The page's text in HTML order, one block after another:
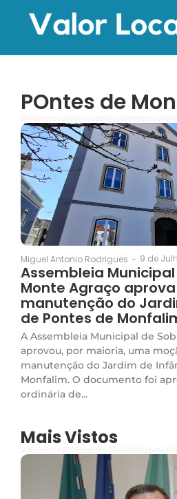
POntes de
Miguel Antonio Rodrigues - 9 de
Assembleia
Monte Agraço
manutenção do
de Pontes de
A Assembleia Municipal de
aprovou, por maioria, uma
manutenção do Jardim de
Monfalim. O documento foi
ordinária de...
Mais Vistos